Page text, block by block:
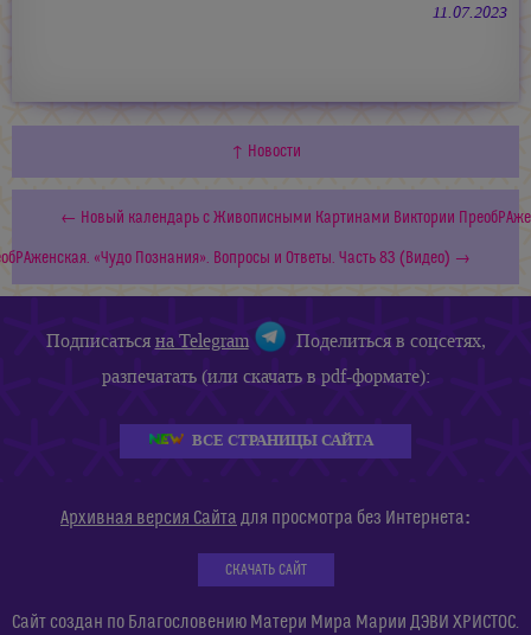
11.07.2023
↑ Новости
← Новый календарь с Живописными Картинами Виктории
«Чудо Познания». Вопросы и Ответы. Часть 83 (Видео) →
Подписатьсяна Telegram
Поделиться в соцсетях,
разпечатать (или скачать в pdf-формате):
ВСЕ СТРАНИЦЫ САЙТА
Архивная версия Сайта для просмотра без Интернета:
СКАЧАТЬ САЙТ
Сайт создан по Благословению Матери Мира Марии ДЭВИ ХРИСТОС.